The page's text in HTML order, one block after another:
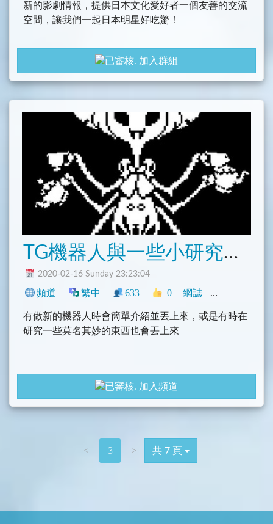
新的影劇情報，提供日本文化愛好者一個友善的交流
空間，讓我們一起日本明星好吃驚！
加入群組
TG機器人與一些小研究的發布地方
2020-02-16 Sunday 23:23:04
頻道 繁中 633 0 網誌 中文圈
有做新的機器人時會簡單介紹並丟上來，或是有時在
研究一些莫名其妙的東西也會丟上來
加入頻道
< 3 > 共 7 頁